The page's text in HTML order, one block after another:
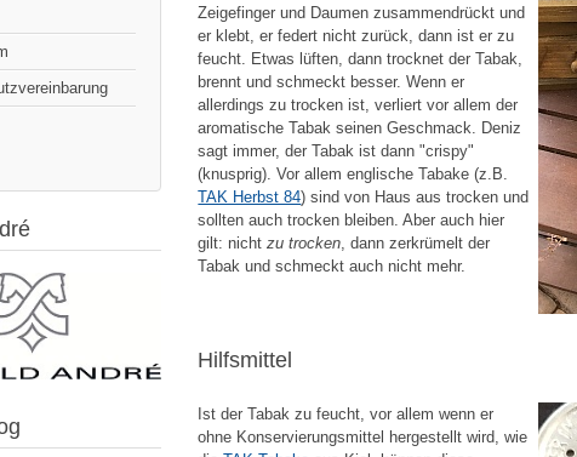
Zeigefinger und Daumen zusammendrückt und
er klebt, er federt nicht zurück, dann ist er zu
feucht. Etwas lüften, dann trocknet der Tabak,
brennt und schmeckt besser. Wenn er
allerdings zu trocken ist, verliert vor allem der
aromatische Tabak seinen Geschmack. Deniz
sagt immer, der Tabak ist dann "crispy"
(knusprig). Vor allem englische Tabake (z.B.
TAK Herbst 84) sind von Haus aus trocken und
sollten auch trocken bleiben. Aber auch hier
gilt: nichtzu trocken , dann zerkrümelt der
Tabak und schmeckt auch nicht mehr.
Hilfsmittel
Ist der Tabak zu feucht, vor allem wenn er
ohne Konservierungsmittel hergestellt wird, wie